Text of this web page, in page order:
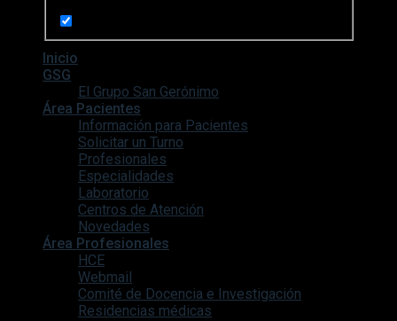
Inicio
GSG
El Grupo San Gerónimo
Área Pacientes
Información para Pacientes
Solicitar un Turno
Profesionales
Especialidades
Laboratorio
Centros de Atención
Novedades
Área Profesionales
HCE
Webmail
Comité de Docencia e Investigación
Residencias médicas